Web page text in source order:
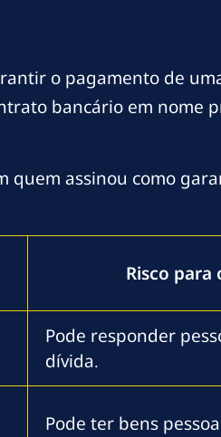
o pagamento de
bancário em nome
assinou como
Risco para
Pode responder
dívida.
Pode ter bens